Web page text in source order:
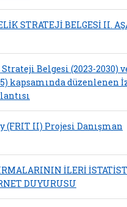
STRATEJİ BELGESİ II.
Belgesi (2023-2030)
kapsamında düzenlenen
(FRIT II) Projesi Danışman
İLERİ
DUYURUSU